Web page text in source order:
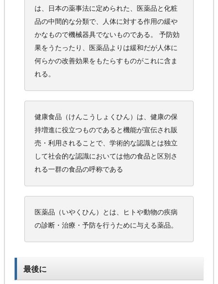
は、日本の薬事法に定められた、医薬品と化粧
品の中間的な分類で、人体に対する作用の緩や
かなもので機械器具でないものである。 予防効
果をうたったり、医薬品よりは緩和だが人体に
何らかの改善効果をもたらすものがこれに含ま
れる。
健康食品（けんこうしょくひん）は、健康の保
持増進に役立つものであると機能が宣伝され販
売・利用されることで、学術的な認識とは独立
して社会的な認識においては他の食品と区別さ
れる一群の食品の呼称である
医薬品（いやくひん）とは、ヒトや動物の疾病
の診断・治療・予防を行うために与える薬品。
最後に